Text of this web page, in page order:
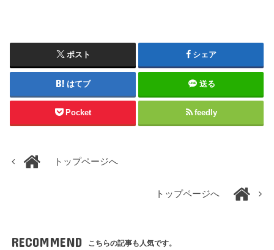
ポスト シェア
はてブ 送る
Pocket feedly
トップページへ
トップページへ
RECOMMEND こちらの記事も人気です。